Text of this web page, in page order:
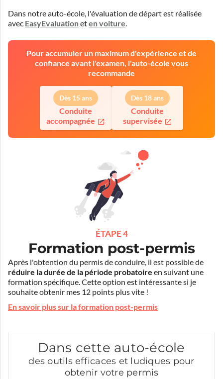
Dans notre auto-école, l'évaluation de départ est réalisée
avec EasyEvaluationeten voiture.
Pour accumuler un maximum d'expérience et de
confiance avant l'examen, l'auto-école vous
recommande
Dès 15 ans
Conduite
accompagnée
Dès 18 ans
Conduite
supervisée
ÉTAPE 4
Formation post-permis
Après l'obtention du permis de conduire, il est possible de
réduire la durée de la période probatoire en suivant une
formation spécifique. Cette option est intéressante si je
souhaite obtenir mes 12 points plus vite !
En savoir plus sur la formation post-permis
Dans cette auto-école
des outils efficaces et ludiques pour
obtenir votre permis